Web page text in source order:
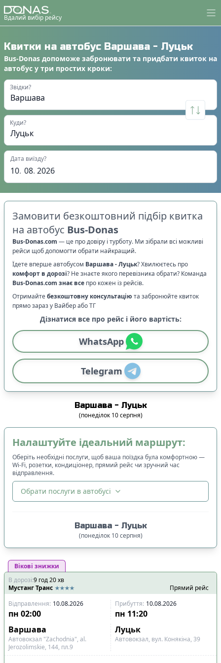
Вдалий вибір рейсу
Квитки на автобус Варшава - Луцьк
Bus-Donas допоможе забронювати та придбати квиток на
автобус у три простих кроки:
Звідки?
Куди?
Дата виїзду?
10. 08. 2026
Замовити безкоштовний підбір квитка
на автобус Bus-Donas
Bus-Donas.com — це про довіру і турботу. Ми зібрали всі можливі
рейси щоб допомогти обрати найкращий.
Їдете вперше автобусом Варшава-Луцьк? Хвилюєтесь про
комфорт в дорозі? Не знаєте якого перевізника обрати? Команда
Bus-Donas.com знає все про кожен із рейсів.
Отримайтебезкоштовну консультацію та забронюйте квиток
прямо зараз у Вайбер або ТГ
Дізнатися все про рейс і його вартість:
WhatsApp
Telegram
Варшава - Луцьк
(понеділок 10 серпня)
Налаштуйте ідеальний маршрут:
Оберіть необхідні послуги, щоб ваша поїздка була комфортною —
Wi-Fi, розетки, кондиціонер, прямий рейс чи зручний час
відправлення.
Обрати послуги в автобусі
Спочатку дешевші
Час відправлення
Спочатку ранні
Спочатку вечірні
Час прибуття
Спочатку ранні
Спочатку вечірні
Тривалість подорожі:
Варшава - Луцьк
(понеділок 10 серпня)
Вікові знижки
В дорозі:9 год20хв
Мустанг Транс
Прямий рейс
Відправлення: 10.08.2026 Прибуття: 10.08.2026
пн 02:00 пн 11:20
Варшава
Луцьк
Автовокзал "Zachodnia", al.
Jerozolimskie, 144, пл.9
Автовокзал, вул. Конякіна, 39